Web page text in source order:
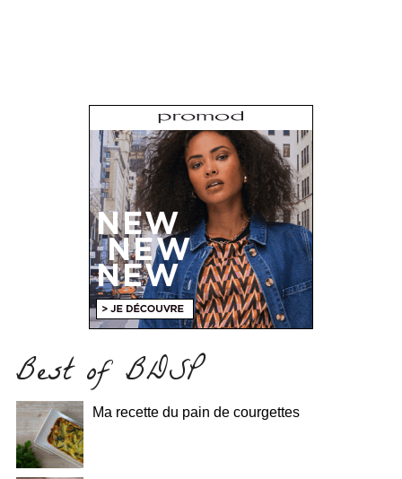
Best of BDSP
Ma recette du pain de courgettes